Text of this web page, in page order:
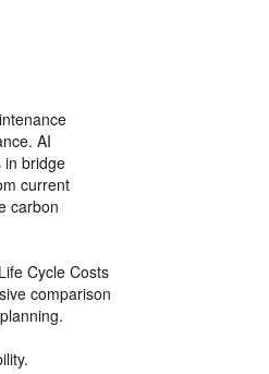
AI
in bridge
current
carbon
Cycle Costs
comparison